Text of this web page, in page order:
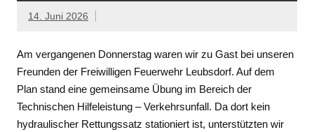
14. Juni 2026
Am vergangenen Donnerstag waren wir zu Gast bei unseren
Freunden der Freiwilligen Feuerwehr Leubsdorf. Auf dem
Plan stand eine gemeinsame Übung im Bereich der
Technischen Hilfeleistung – Verkehrsunfall. Da dort kein
hydraulischer Rettungssatz stationiert ist, unterstützten wir